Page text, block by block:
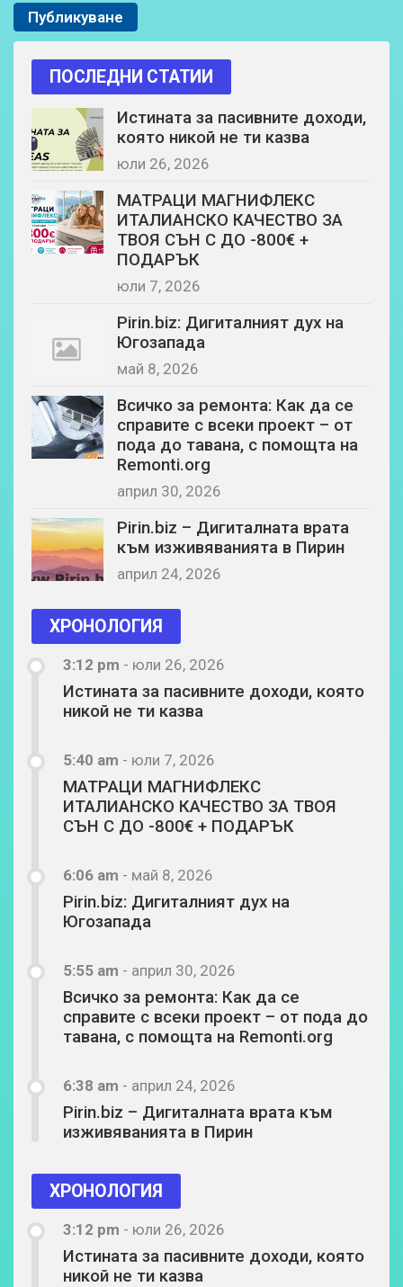
ПОСЛЕДНИ СТАТИИ
Истината за пасивните доходи,
която никой не ти казва
юли 26, 2026
МАТРАЦИ МАГНИФЛЕКС
ИТАЛИАНСКО КАЧЕСТВО ЗА
ТВОЯ СЪН С ДО -800€ +
ПОДАРЪК
юли 7, 2026
Pirin.biz: Дигиталният дух на
Югозапада
май 8, 2026
Всичко за ремонта: Как да се
справите с всеки проект – от
пода до тавана, с помощта на
Remonti.org
април 30, 2026
Pirin.biz – Дигиталната врата
към изживяванията в Пирин
април 24, 2026
ХРОНОЛОГИЯ
3:12 pm - юли 26, 2026
Истината за пасивните доходи, която
никой не ти казва
5:40 am - юли 7, 2026
МАТРАЦИ МАГНИФЛЕКС
ИТАЛИАНСКО КАЧЕСТВО ЗА ТВОЯ
СЪН С ДО -800€ + ПОДАРЪК
6:06 am - май 8, 2026
Pirin.biz: Дигиталният дух на
Югозапада
5:55 am - април 30, 2026
Всичко за ремонта: Как да се
справите с всеки проект – от пода до
тавана, с помощта на Remonti.org
6:38 am - април 24, 2026
Pirin.biz – Дигиталната врата към
изживяванията в Пирин
ХРОНОЛОГИЯ
3:12 pm - юли 26, 2026
Истината за пасивните доходи, която
никой не ти казва